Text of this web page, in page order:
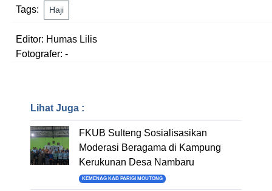
Tags: Haji
Editor: Humas Lilis
Fotografer: -
Lihat Juga :
FKUB Sulteng Sosialisasikan
Moderasi Beragama di Kampung
Kerukunan Desa Nambaru
KEMENAG KAB PARIGI MOUTONG